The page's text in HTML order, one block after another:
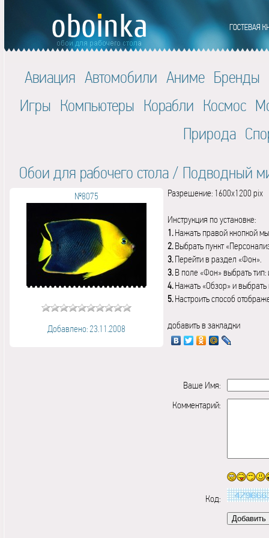
Авиация Автомобили Аниме Бренды
Игры Компьютеры Корабли Космос
Природа
Обои для рабочего стола / Подводный
№8075
Добавлено: 23.11.2008
Разрешение: 1600x1200 pix
Инструкция по установке:
1.Нажать правой кнопкой
2.Выбрать пункт
3.Перейти в раздел «Фон».
3.В поле «Фон» выбрать
4.Нажать «Обзор» и выбрать
5.Настроить способ
добавить в закладки
Ваше Имя:
Комментарий:
Код: